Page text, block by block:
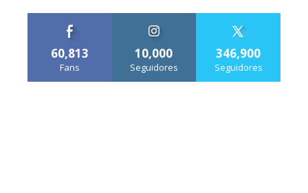
60,813
Fans
10,000
Seguidores
346,900
Seguidores